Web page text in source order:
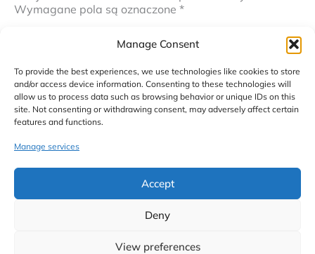
Manage Consent
To provide the best experiences, we use technologies like cookies to store
and/or access device information. Consenting to these technologies will
allow us to process data such as browsing behavior or unique IDs on this
site. Not consenting or withdrawing consent, may adversely affect certain
features and functions.
Manage services
Accept
Deny
View preferences
Wymagane pola są oznaczone *